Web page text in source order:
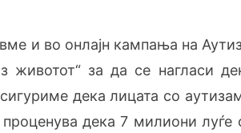
и во онлајн кампања на
животот“ за да се нагласи
декалицата со
дека 7 милиони луѓе